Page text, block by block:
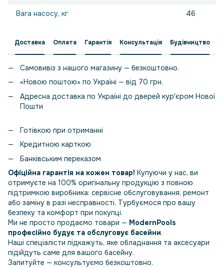
Вага насосу, кг 46
Доставка Оплата Гарантія Консультація Будівництво
Самовивіз з нашого магазину — безкоштовно.
«Новою поштою» по Україні — від 70 грн.
Адресна доставка по Україні до дверей кур'єром Нової
Пошти
Готівкою при отриманні
Кредитною карткою
Банківським переказом
Офіційна гарантія на кожен товар! Купуючи у нас, ви
отримуєте на 100% оригінальну продукцію з повною
підтримкою виробника: сервісне обслуговування, ремонт
або заміну в разі несправності. Турбуємося про вашу
безпеку та комфорт при покупці.
Ми не просто продаємо товари — ModernPools
професійно будує та обслуговує басейни.
Наші спеціалісти підкажуть, яке обладнання та аксесуари
підійдуть саме для вашого басейну.
Запитуйте — консультуємо безкоштовно.